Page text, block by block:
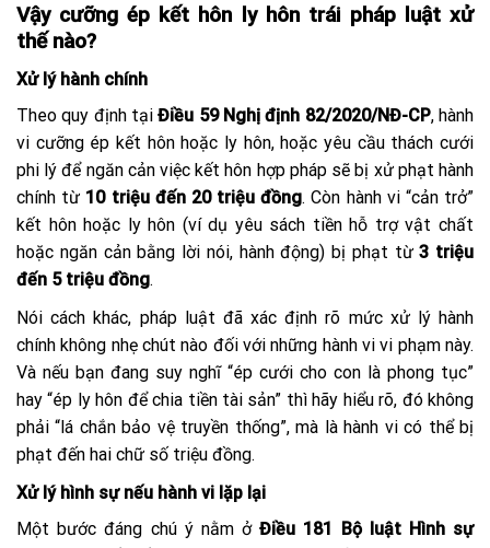
Vậy cưỡng ép kết hôn ly hôn trái pháp luật xử
thế nào?
Xử lý hành chính
Theo quy định tạiĐiều 59 Nghị định 82/2020/NĐ-CP, hành
vi cưỡng ép kết hôn hoặc ly hôn, hoặc yêu cầu thách cưới
phi lý để ngăn cản việc kết hôn hợp pháp sẽ bị xử phạt hành
chính từ 10 triệu đến 20 triệu đồng. Còn hành vi “cản trở”
kết hôn hoặc ly hôn (ví dụ yêu sách tiền hỗ trợ vật chất
hoặc ngăn cản bằng lời nói, hành động) bị phạt từ3 triệu
đến 5 triệu đồng.
Nói cách khác, pháp luật đã xác định rõ mức xử lý hành
chính không nhẹ chút nào đối với những hành vi vi phạm này.
Và nếu bạn đang suy nghĩ “ép cưới cho con là phong tục”
hay “ép ly hôn để chia tiền tài sản” thì hãy hiểu rõ, đó không
phải “lá chắn bảo vệ truyền thống”, mà là hành vi có thể bị
phạt đến hai chữ số triệu đồng.
Xử lý hình sự nếu hành vi lặp lại
Một bước đáng chú ý nằm ởĐiều 181 Bộ luật Hình sự